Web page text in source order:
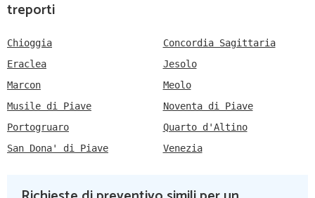
treporti
Chioggia
Concordia Sagittaria
Eraclea
Jesolo
Marcon
Meolo
Musile di Piave
Noventa di Piave
Portogruaro
Quarto d'Altino
San Dona' di Piave
Venezia